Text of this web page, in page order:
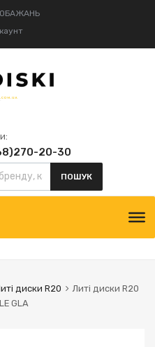
20-30
52-75
ПОШУК
диски R20
Литі диски R20
GLA